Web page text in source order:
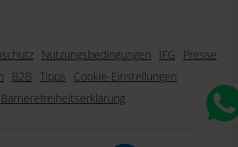
Nutzungsbedingungen IFG
Presse
B2B Tipps
Cookie-Einstellungen
Barrierefreiheitserklärung